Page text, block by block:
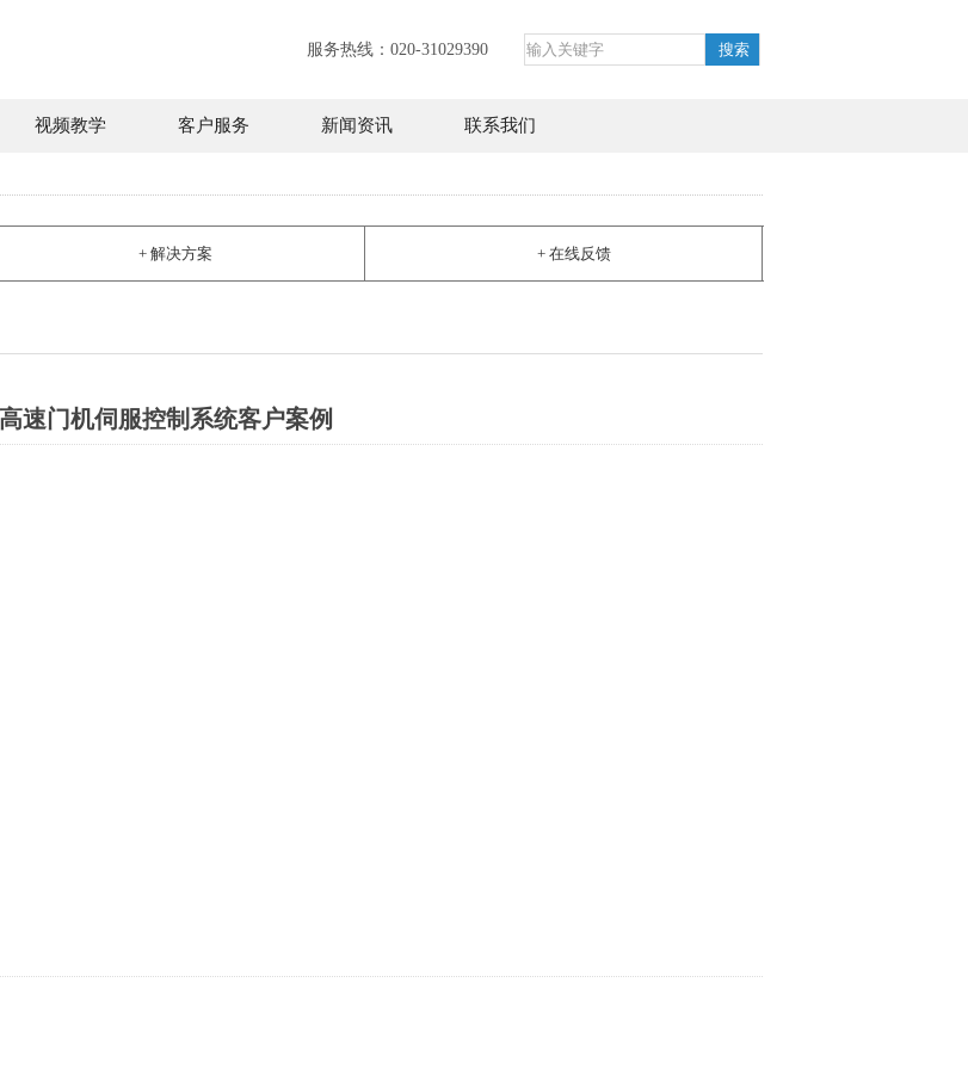
服务热线：020-31029390
视频教学 客户服务 新闻资讯 联系我们
+ 解决方案 + 在线反馈
高速门机伺服控制系统客户案例